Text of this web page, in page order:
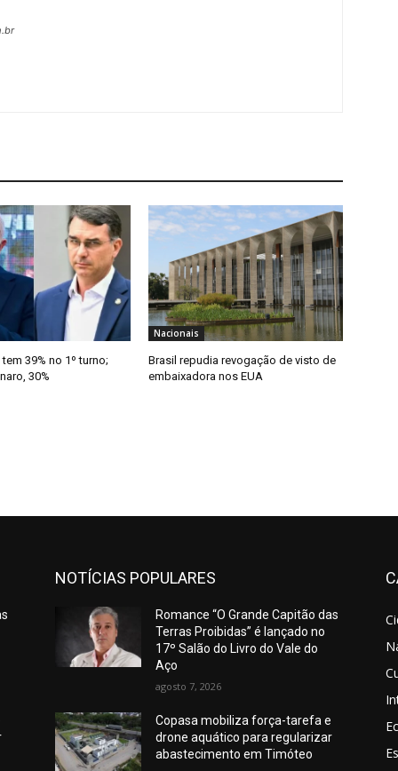
39% no 1º turno;
30%
Nacionais
Brasil repudia revogação de visto de
embaixadora nos EUA
NOTÍCIAS POPULARES
Romance “O Grande Capitão das
Terras Proibidas” é lançado no
17º Salão do Livro do Vale do
Aço
agosto 7, 2026
Copasa mobiliza força-tarefa e
drone aquático para regularizar
abastecimento em Timóteo